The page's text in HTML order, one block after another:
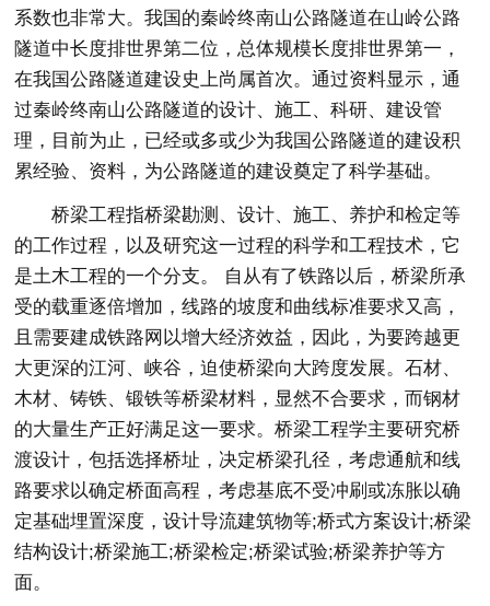
系数也非常大。我国的秦岭终南山公路隧道在山岭公路
隧道中长度排世界第二位，总体规模长度排世界第一，
在我国公路隧道建设史上尚属首次。通过资料显示，通
过秦岭终南山公路隧道的设计、施工、科研、建设管
理，目前为止，已经或多或少为我国公路隧道的建设积
累经验、资料，为公路隧道的建设奠定了科学基础。
桥梁工程指桥梁勘测、设计、施工、养护和检定等
的工作过程，以及研究这一过程的科学和工程技术，它
是土木工程的一个分支。 自从有了铁路以后，桥梁所承
受的载重逐倍增加，线路的坡度和曲线标准要求又高，
且需要建成铁路网以增大经济效益，因此，为要跨越更
大更深的江河、峡谷，迫使桥梁向大跨度发展。石材、
木材、铸铁、锻铁等桥梁材料，显然不合要求，而钢材
的大量生产正好满足这一要求。桥梁工程学主要研究桥
渡设计，包括选择桥址，决定桥梁孔径，考虑通航和线
路要求以确定桥面高程，考虑基底不受冲刷或冻胀以确
定基础埋置深度，设计导流建筑物等;桥式方案设计;桥梁
结构设计;桥梁施工;桥梁检定;桥梁试验;桥梁养护等方
面。